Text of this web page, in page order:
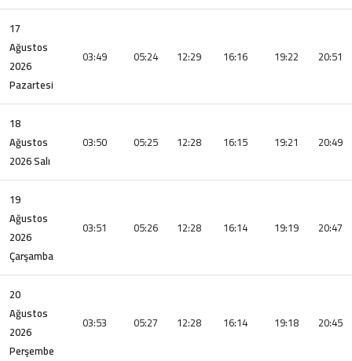
17
Ağustos
2026
Pazartesi
03:49 05:24 12:29 16:16 19:22 20:51
18
Ağustos
2026 Salı
03:50 05:25 12:28 16:15 19:21 20:49
19
Ağustos
2026
Çarşamba
03:51 05:26 12:28 16:14 19:19 20:47
20
Ağustos
2026
Perşembe
03:53 05:27 12:28 16:14 19:18 20:45